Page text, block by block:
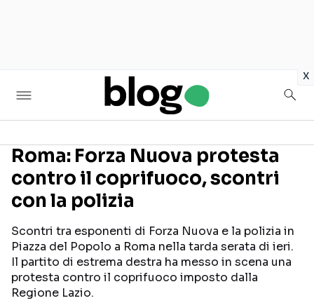
x
Seguici sui social
Roma: Forza Nuova protesta
contro il coprifuoco, scontri
con la polizia
Scontri tra esponenti di Forza Nuova e la polizia in
Piazza del Popolo a Roma nella tarda serata di ieri.
Il partito di estrema destra ha messo in scena una
protesta contro il coprifuoco imposto dalla
Regione Lazio.